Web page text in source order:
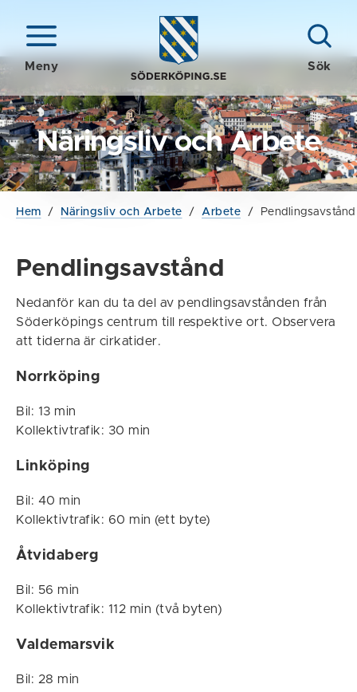
Meny Sök
Näringsliv och Arbete
Hem / Näringsliv och Arbete / Arbete / Pendlingsavstånd
Pendlingsavstånd
Nedanför kan du ta del av pendlingsavstånden från
Söderköpings centrum till respektive ort. Observera
att tiderna är cirkatider.
Norrköping
Bil: 13 min
Kollektivtrafik: 30 min
Linköping
Bil: 40 min
Kollektivtrafik: 60 min (ett byte)
Åtvidaberg
Bil: 56 min
Kollektivtrafik: 112 min (två byten)
Valdemarsvik
Bil: 28 min